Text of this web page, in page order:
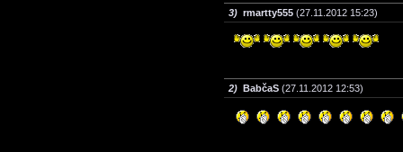
3) rmartty555 (27.11.2012 15:23)
2) BabčaS (27.11.2012 12:53)